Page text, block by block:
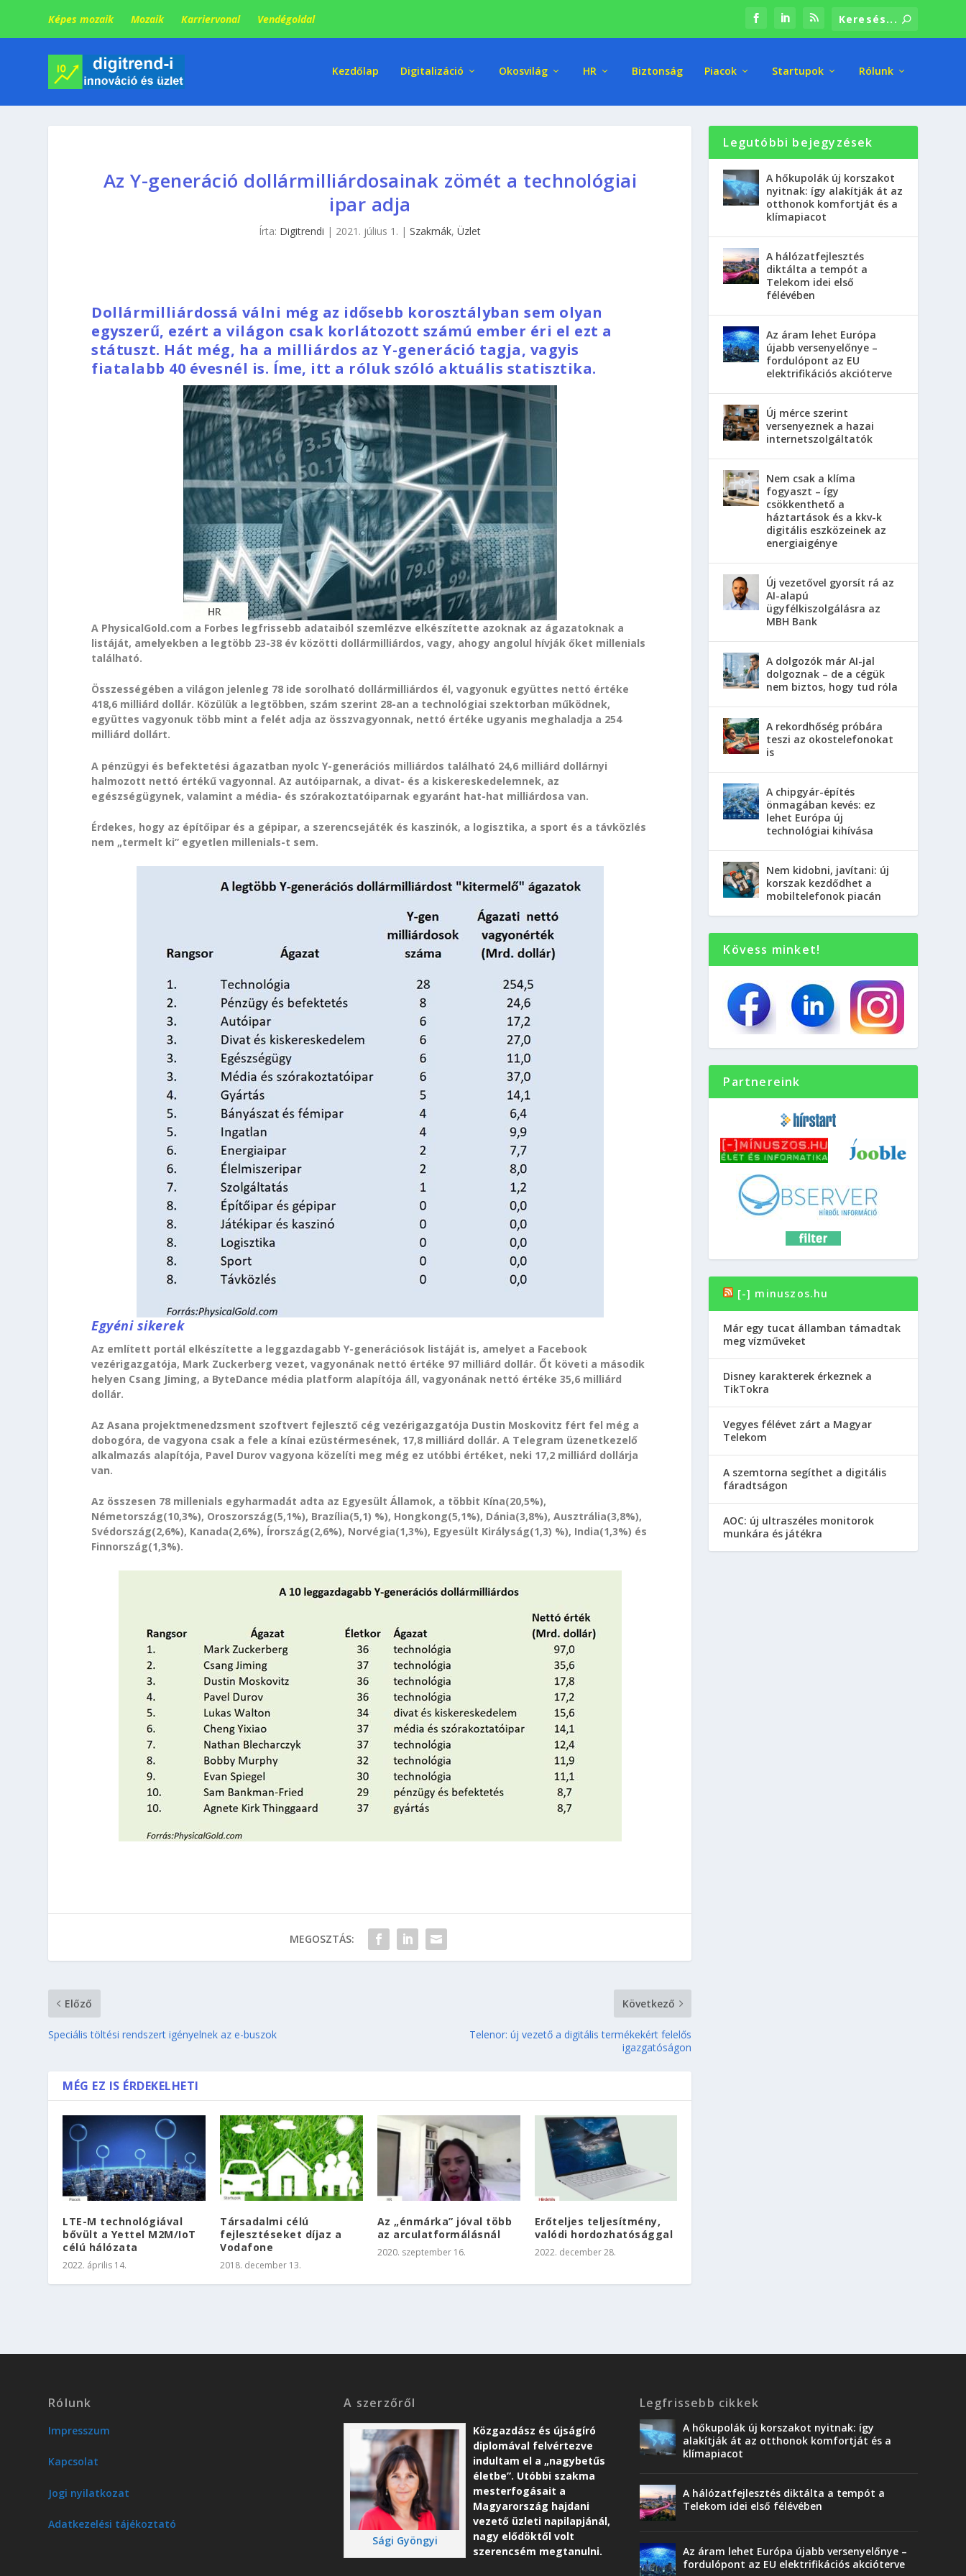
Képes mozaik Mozaik Karriervonal Vendégoldal
Kezdőlap Digitalizáció Okosvilág HR Biztonság Piacok Startupok Rólunk
Az Y-generáció dollármilliárdosainak zömét a technológiai
ipar adja
Írta: Digitrendi | 2021. július 1. |Szakmák,Üzlet
Dollármilliárdossá válni még az idősebb korosztályban sem olyan
egyszerű, ezért a világon csak korlátozott számú ember éri el ezt a
státuszt. Hát még, ha a milliárdos az Y-generáció tagja, vagyis
fiatalabb 40 évesnél is. Íme, itt a róluk szóló aktuális statisztika.
A PhysicalGold.com a Forbes legfrissebb adataiból szemlézve elkészítette azoknak az ágazatoknak a
listáját, amelyekben a legtöbb 23-38 év közötti dollármilliárdos, vagy, ahogy angolul hívják őket millenials
található.
Összességében a világon jelenleg 78 ide sorolható dollármilliárdos él, vagyonuk együttes nettó értéke
418,6 milliárd dollár. Közülük a legtöbben, szám szerint 28-an a technológiai szektorban működnek,
együttes vagyonuk több mint a felét adja az összvagyonnak, nettó értéke ugyanis meghaladja a 254
milliárd dollárt.
A pénzügyi és befektetési ágazatban nyolc Y-generációs milliárdos található 24,6 milliárd dollárnyi
halmozott nettó értékű vagyonnal. Az autóiparnak, a divat- és a kiskereskedelemnek, az
egészségügynek, valamint a média- és szórakoztatóiparnak egyaránt hat-hat milliárdosa van.
Érdekes, hogy az építőipar és a gépipar, a szerencsejáték és kaszinók, a logisztika, a sport és a távközlés
nem „termelt ki” egyetlen millenials-t sem.
Egyéni sikerek
Az említett portál elkészítette a leggazdagabb Y-generációsok listáját is, amelyet a Facebook
vezérigazgatója, Mark Zuckerberg vezet, vagyonának nettó értéke 97 milliárd dollár. Őt követi a második
helyen Csang Jiming, a ByteDance média platform alapítója áll, vagyonának nettó értéke 35,6 milliárd
dollár.
Az Asana projektmenedzsment szoftvert fejlesztő cég vezérigazgatója Dustin Moskovitz fért fel még a
dobogóra, de vagyona csak a fele a kínai ezüstérmesének, 17,8 milliárd dollár. A Telegram üzenetkezelő
alkalmazás alapítója, Pavel Durov vagyona közelíti meg még ez utóbbi értéket, neki 17,2 milliárd dollárja
van.
Az összesen 78 millenials egyharmadát adta az Egyesült Államok, a többit Kína(20,5%),
Németország(10,3%), Oroszország(5,1%), Brazília(5,1) %), Hongkong(5,1%), Dánia(3,8%), Ausztrália(3,8%),
Svédország(2,6%), Kanada(2,6%), Írország(2,6%), Norvégia(1,3%), Egyesült Királyság(1,3) %), India(1,3%) és
Finnország(1,3%).
MEGOSZTÁS:
Előző
Speciális töltési rendszert igényelnek az e-buszok
Következő
Telenor: új vezető a digitális termékekért felelős
igazgatóságon
MÉG EZ IS ÉRDEKELHETI
LTE-M technológiával
bővült a Yettel M2M/IoT
célú hálózata
2022. április 14.
Társadalmi célú
fejlesztéseket díjaz a
Vodafone
2018. december 13.
Az „énmárka” jóval több
az arculatformálásnál
2020. szeptember 16.
Erőteljes teljesítmény,
valódi hordozhatósággal
2022. december 28.
Legutóbbi bejegyzések
A hőkupolák új korszakot
nyitnak: így alakítják át az
otthonok komfortját és a
klímapiacot
A hálózatfejlesztés
diktálta a tempót a
Telekom idei első
félévében
Az áram lehet Európa
újabb versenyelőnye –
fordulópont az EU
elektrifikációs akcióterve
Új mérce szerint
versenyeznek a hazai
internetszolgáltatók
Nem csak a klíma
fogyaszt – így
csökkenthető a
háztartások és a kkv-k
digitális eszközeinek az
energiaigénye
Új vezetővel gyorsít rá az
AI-alapú
ügyfélkiszolgálásra az
MBH Bank
A dolgozók már AI-jal
dolgoznak – de a cégük
nem biztos, hogy tud róla
A rekordhőség próbára
teszi az okostelefonokat
is
A chipgyár-építés
önmagában kevés: ez
lehet Európa új
technológiai kihívása
Nem kidobni, javítani: új
korszak kezdődhet a
mobiltelefonok piacán
Kövess minket!
Partnereink
[-] minuszos.hu
Már egy tucat államban támadtak
meg vízműveket
Disney karakterek érkeznek a
TikTokra
Vegyes félévet zárt a Magyar
Telekom
A szemtorna segíthet a digitális
fáradtságon
AOC: új ultraszéles monitorok
munkára és játékra
Rólunk
Impresszum
Kapcsolat
Jogi nyilatkozat
Adatkezelési tájékoztató
A szerzőről
Sági Gyöngyi
Közgazdász és újságíró
diplomával felvértezve
indultam el a „nagybetűs
életbe”. Utóbbi szakma
mesterfogásait a
Magyarország hajdani
vezető üzleti napilapjánál,
nagy elődöktől volt
szerencsém megtanulni.
Legfrissebb cikkek
A hőkupolák új korszakot nyitnak: így
alakítják át az otthonok komfortját és a
klímapiacot
A hálózatfejlesztés diktálta a tempót a
Telekom idei első félévében
Az áram lehet Európa újabb versenyelőnye –
fordulópont az EU elektrifikációs akcióterve